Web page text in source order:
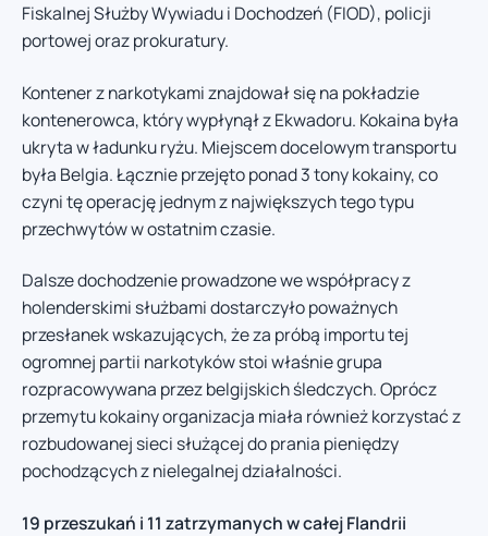
Fiskalnej Służby Wywiadu i Dochodzeń (FIOD), policji
portowej oraz prokuratury.
Kontener z narkotykami znajdował się na pokładzie
kontenerowca, który wypłynął z Ekwadoru. Kokaina była
ukryta w ładunku ryżu. Miejscem docelowym transportu
była Belgia. Łącznie przejęto ponad 3 tony kokainy, co
czyni tę operację jednym z największych tego typu
przechwytów w ostatnim czasie.
Dalsze dochodzenie prowadzone we współpracy z
holenderskimi służbami dostarczyło poważnych
przesłanek wskazujących, że za próbą importu tej
ogromnej partii narkotyków stoi właśnie grupa
rozpracowywana przez belgijskich śledczych. Oprócz
przemytu kokainy organizacja miała również korzystać z
rozbudowanej sieci służącej do prania pieniędzy
pochodzących z nielegalnej działalności.
19 przeszukań i 11 zatrzymanych w całej Flandrii